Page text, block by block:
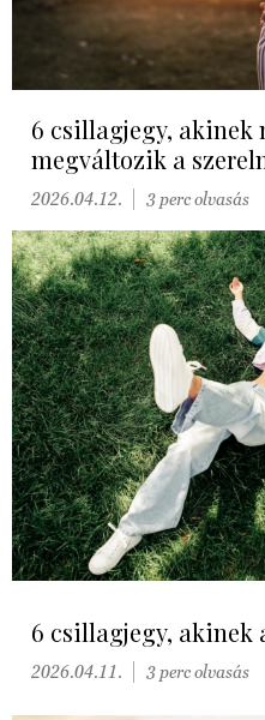
6 csillagjegy, akinek
megváltozik a
2026.04.12. 3 perc olvasás
6 csillagjegy, akinek
2026.04.11. 3 perc olvasás